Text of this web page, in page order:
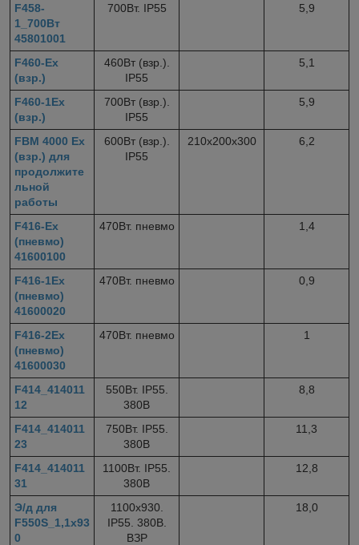
F458-
1_700Вт
45801001
700Вт. IP55 5,9
F460-Ex
(взр.)
460Вт (взр.).
IP55
5,1
F460-1Ex
(взр.)
700Вт (взр.).
IP55
5,9
FBM 4000 Ex
(взр.) для
продолжите
льной
работы
600Вт (взр.).
IP55
210х200х300 6,2
F416-Ex
(пневмо)
41600100
470Вт. пневмо 1,4
F416-1Ex
(пневмо)
41600020
470Вт. пневмо 0,9
F416-2Ex
(пневмо)
41600030
470Вт. пневмо 1
F414_414011
12
550Вт. IP55.
380В
8,8
F414_414011
23
750Вт. IP55.
380В
11,3
F414_414011
31
1100Вт. IP55.
380В
12,8
Э/д для
F550S_1,1х93
0
1100х930.
IP55. 380В.
ВЗР
18,0